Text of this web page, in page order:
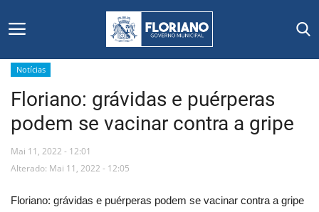
Início
Editais
Floriano
Secretarias e Órgãos
Notícias
Floriano: grávidas e puérperas
podem se vacinar contra a gripe
Mai 11, 2022 - 12:01
Alterado: Mai 11, 2022 - 12:05
Floriano: grávidas e puérperas podem se vacinar contra a gripe